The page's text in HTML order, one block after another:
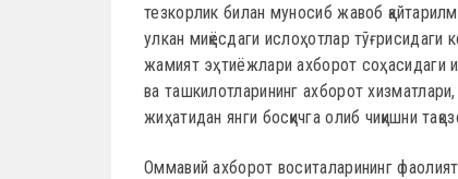
тезкорлик билан муносиб жавоб
улкан миқёсдаги ислоҳотлар тўғрисидаги
жамият эҳтиёжлари ахборот соҳасидаги
ва ташкилотларининг ахборот
жиҳатидан янги босқичга олиб чиқишни
Оммавий ахборот воситаларининг